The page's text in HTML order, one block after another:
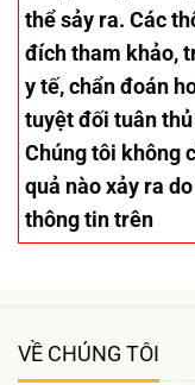
thể sảy ra. Các
đích tham khảo,
y tế, chẩn đoán
tuyệt đối tuân
Chúng tôi không
quả nào xảy ra
thông tin trên
VỀ CHÚNG TÔI